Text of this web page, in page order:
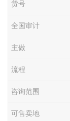
货号
全国审计
主做
流程
咨询范围
可售卖地